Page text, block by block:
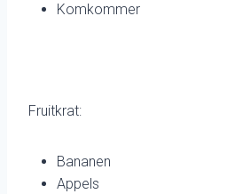
Komkommer
Fruitkrat:
Bananen
Appels